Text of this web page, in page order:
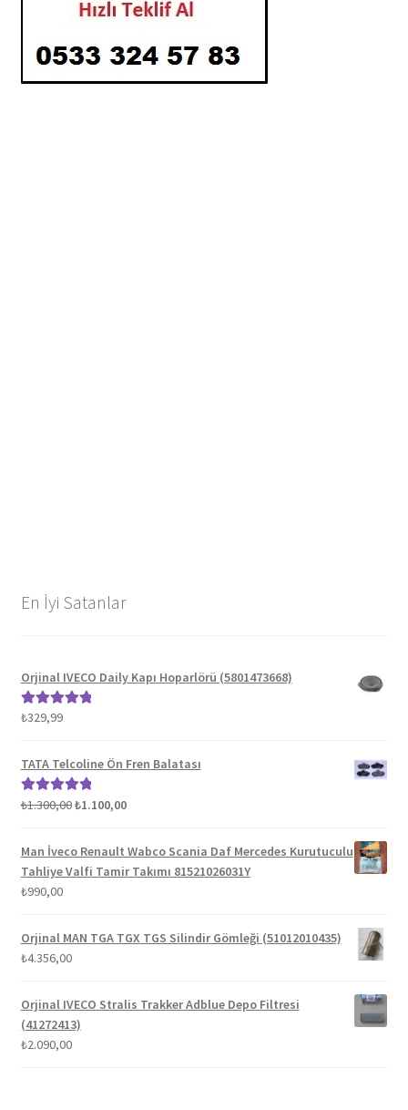
En İyi Satanlar
Orjinal IVECO Daily Kapı Hoparlörü (5801473668)
5 üzerinden
₺329,99
TATA Telcoline Ön Fren Balatası
5 üzerinden
₺1.300,00Orijinal
₺1.300,00.
₺1.100,00Şu
fiyat:
₺1.100,00.
Man İveco Renault Wabco Scania Daf Mercedes Kurutuculu
Tahliye Valfi Tamir Takımı 81521026031Y
₺990,00
Orjinal MAN TGA TGX TGS Silindir Gömleği (51012010435)
₺4.356,00
Orjinal IVECO Stralis Trakker Adblue Depo Filtresi
(41272413)
₺2.090,00